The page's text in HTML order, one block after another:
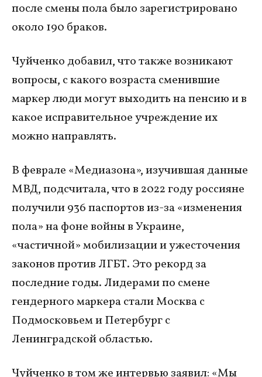
после смены пола было зарегистрировано
около 190 браков.
Чуйченко добавил, что также возникают
вопросы, с какого возраста сменившие
маркер люди могут выходить на пенсию и в
какое исправительное учреждение их
можно направлять.
В феврале «Медиазона», изучившая данные
МВД, подсчитала, что в 2022 году россияне
получили 936 паспортов из-за «изменения
пола» на фоне войны в Украине,
«частичной» мобилизации и ужесточения
законов против ЛГБТ. Это рекорд за
последние годы. Лидерами по смене
гендерного маркера стали Москва с
Подмосковьем и Петербург с
Ленинградской областью.
Чуйченко в том же интервью заявил: «Мы